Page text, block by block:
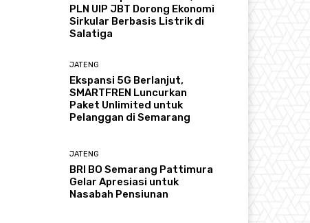
PLN UIP JBT Dorong Ekonomi
Sirkular Berbasis Listrik di
Salatiga
JATENG
Ekspansi 5G Berlanjut,
SMARTFREN Luncurkan
Paket Unlimited untuk
Pelanggan di Semarang
JATENG
BRI BO Semarang Pattimura
Gelar Apresiasi untuk
Nasabah Pensiunan